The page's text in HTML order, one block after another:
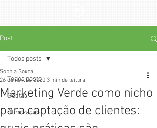
Post
Todos posts
Gestão
Otimização
Todos posts
Marketing Verde como nicho
para captação de clientes:
Sophia Souza
26 de nov. de 2020 3 min de leitura